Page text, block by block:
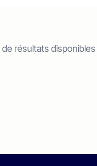
de résultats disponibles